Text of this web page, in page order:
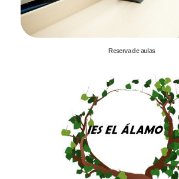
Reserva de aulas